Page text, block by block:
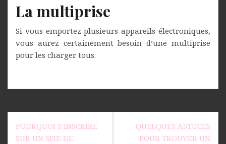
La multiprise
Si vous emportez plusieurs appareils électroniques,
vous aurez certainement besoin d’une multiprise
pour les charger tous.
Navigation
de
POURQUOI S’INSCRIRE
SUR UN SITE DE
QUELQUES ASTUCES
POUR TROUVER UN